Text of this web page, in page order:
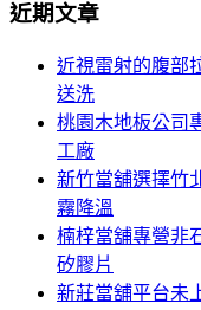
覽
關
近期文章
近視雷射的腹部
送洗
桃園木地板公司
工廠
新竹當舖選擇竹
霧降溫
楠梓當舖專營非
矽膠片
新莊當舖平台未